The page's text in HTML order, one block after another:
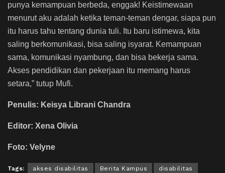
punya kemampuan berbeda, enggak! Keistimewaan
menurut aku adalah ketika teman-teman dengar, siapa pun
itu harus tahu tentang dunia tuli. Itu baru istimewa, kita
saling berkomunikasi, bisa saling isyarat. Kemampuan
sama, komunikasi nyambung, dan bisa bekerja sama.
Akses pendidikan dan pekerjaan itu memang harus
setara,” tutup Mufi.
Penulis: Keisya Librani Chandra
Editor: Xena Olivia
Foto: Velyne
Tags: akses disabilitas Berita Kampus disabilitas